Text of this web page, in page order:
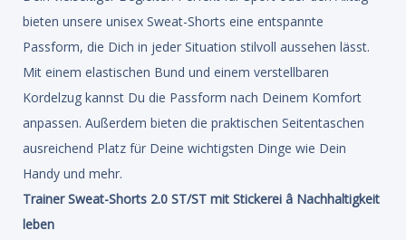
bieten unsere unisex Sweat-Shorts eine entspannte
Passform, die Dich in jeder Situation stilvoll aussehen lässt.
Mit einem elastischen Bund und einem verstellbaren
Kordelzug kannst Du die Passform nach Deinem Komfort
anpassen. Außerdem bieten die praktischen Seitentaschen
ausreichend Platz für Deine wichtigsten Dinge wie Dein
Handy und mehr.
Trainer Sweat-Shorts 2.0 ST/ST mit Stickerei â Nachhaltigkeit
leben